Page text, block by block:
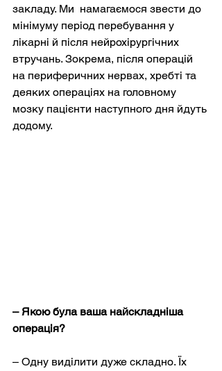
закладу. Ми  намагаємося звести до
мінімуму період перебування у
лікарні й після нейрохірургічних
втручань. Зокрема, після операцій
на периферичних нервах, хребті та
деяких операціях на головному
мозку пацієнти наступного дня йдуть
додому.
– Якою була ваша найскладніша
операція?
– Одну виділити дуже складно. Їх